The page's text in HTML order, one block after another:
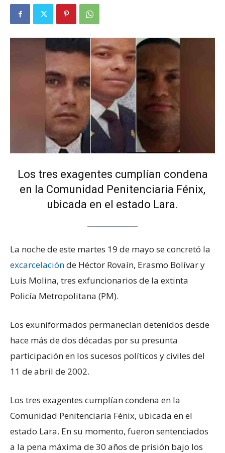
Los tres exagentes cumplían condena
en la Comunidad Penitenciaria Fénix,
ubicada en el estado Lara.
La noche de este martes 19 de mayo se concretó la
excarcelaciónde Héctor Rovaín, Erasmo Bolívar y
Luis Molina, tres exfuncionarios de la extinta
Policía Metropolitana (PM).
Los exuniformados permanecían detenidos desde
hace más de dos décadas por su presunta
participación en los sucesos políticos y civiles del
11 de abril de 2002.
Los tres exagentes cumplían condena en la
Comunidad Penitenciaria Fénix, ubicada en el
estado Lara. En su momento, fueron sentenciados
a la pena máxima de 30 años de prisión bajo los